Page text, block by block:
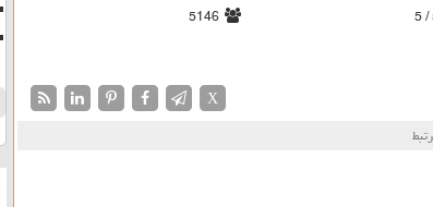
/ 5
5146
X